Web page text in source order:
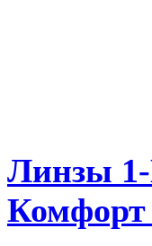
Линзы
Комфорт